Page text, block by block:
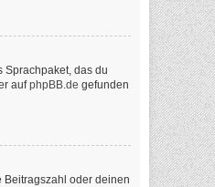
Sprachpaket, das du
aufphpBB.de gefunden
Beitragszahl oder deinen